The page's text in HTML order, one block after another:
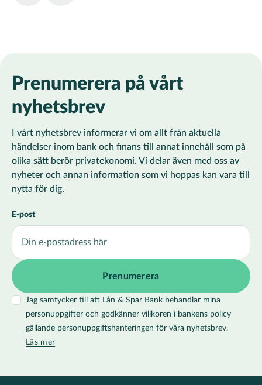
Prenumerera på vårt
nyhetsbrev
I vårt nyhetsbrev informerar vi om allt från aktuella
händelser inom bank och finans till annat innehåll som på
olika sätt berör privatekonomi. Vi delar även med oss av
nyheter och annan information som vi hoppas kan vara till
nytta för dig.
E-post
Jag samtycker till att Lån & Spar Bank behandlar mina
personuppgifter och godkänner villkoren i bankens policy
gällande personuppgiftshanteringen för våra nyhetsbrev.
Läs mer